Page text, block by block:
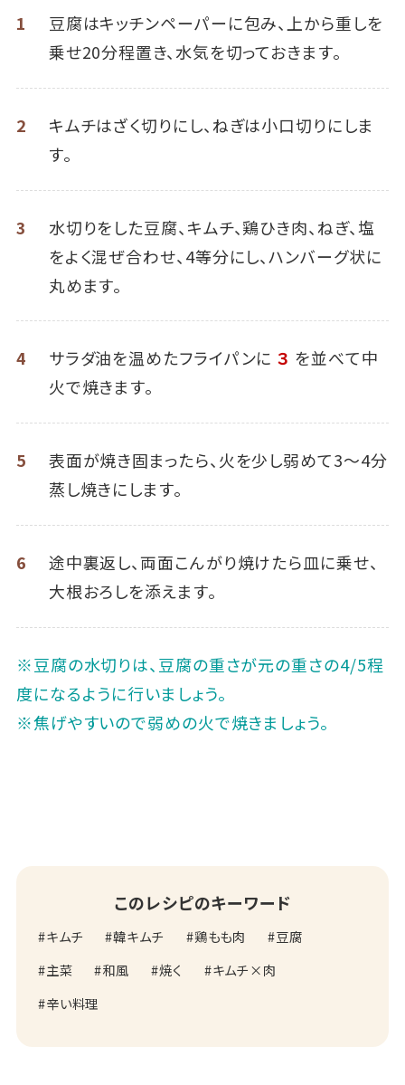
1
豆腐はキッチンペーパーに包み、上から重しを
乗せ20分程置き、水気を切っておきます。
2
キムチはざく切りにし、ねぎは小口切りにしま
す。
3
水切りをした豆腐、キムチ、鶏ひき肉、ねぎ、塩
をよく混ぜ合わせ、4等分にし、ハンバーグ状に
丸めます。
4 サラダ油を温めたフライパンに ３ を並べて中
火で焼きます。
5
表面が焼き固まったら、火を少し弱めて3～4分
蒸し焼きにします。
6
途中裏返し、両面こんがり焼けたら皿に乗せ、
大根おろしを添えます。
※豆腐の水切りは、豆腐の重さが元の重さの4/5程
度になるように行いましょう。
※焦げやすいので弱めの火で焼きましょう。
このレシピのキーワード
キムチ 韓キムチ 鶏もも肉
豆腐
主菜
和風 焼く
キムチ×肉
辛い料理